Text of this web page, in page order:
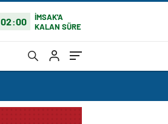
02:00
İMSAK'A
KALAN SÜRE